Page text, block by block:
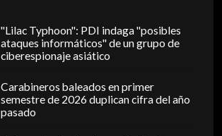
"Lilac Typhoon": PDI indaga "posibles
ataques informáticos" de un grupo de
ciberespionaje asiático
Carabineros baleados en primer
semestre de 2026 duplican cifra del año
pasado